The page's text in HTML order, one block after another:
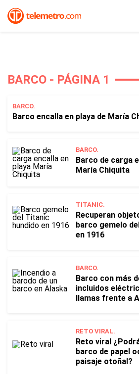
BARCO - PÁGINA 1
BARCO.
Barco encalla en playa de María
BARCO.
Barco de carga
María Chiquita
TITANIC.
Recuperan
barco gemelo
en 1916
BARCO.
Barco con más
incluidos
llamas frente a
RETO VIRAL.
Reto viral
barco de papel
paisaje otoñal?